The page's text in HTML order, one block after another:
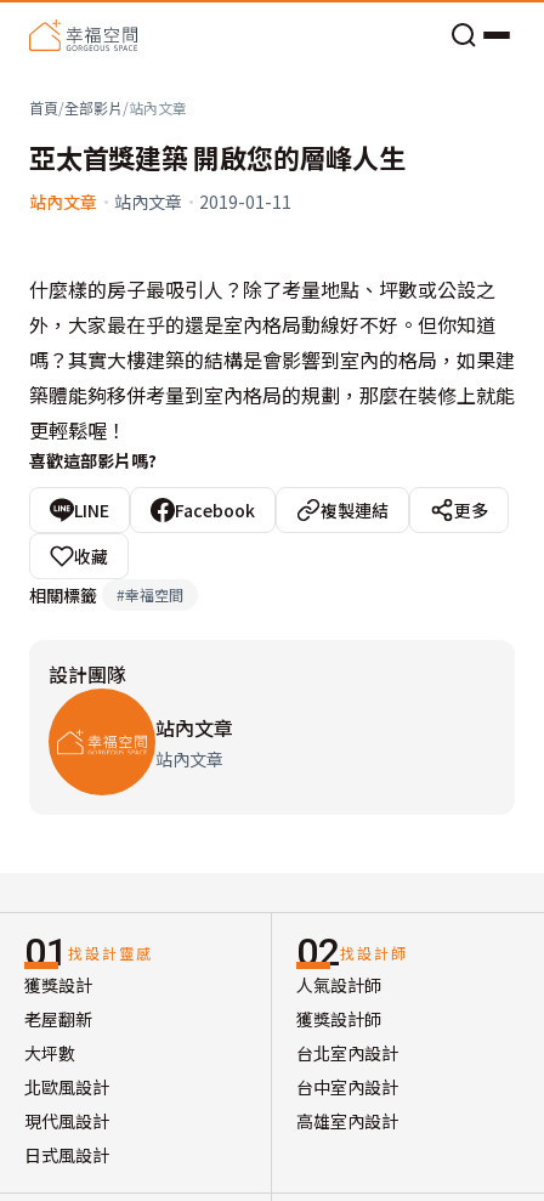
首頁/全部影片/站內文章
亞太首獎建築 開啟您的層峰人生
站內文章 · 站內文章 · 2019-01-11
什麼樣的房子最吸引人？除了考量地點、坪數或公設之
外，大家最在乎的還是室內格局動線好不好。但你知道
嗎？其實大樓建築的結構是會影響到室內的格局，如果建
築體能夠移併考量到室內格局的規劃，那麼在裝修上就能
更輕鬆喔！
喜歡這部影片嗎?
LINE Facebook 複製連結
更多
收藏
相關標籤
#幸福空間
設計團隊
站內文章
站內文章
01 找設計靈感
獲獎設計
老屋翻新
大坪數
北歐風設計
現代風設計
日式風設計
02找設計師
人氣設計師
獲獎設計師
台北室內設計
台中室內設計
高雄室內設計